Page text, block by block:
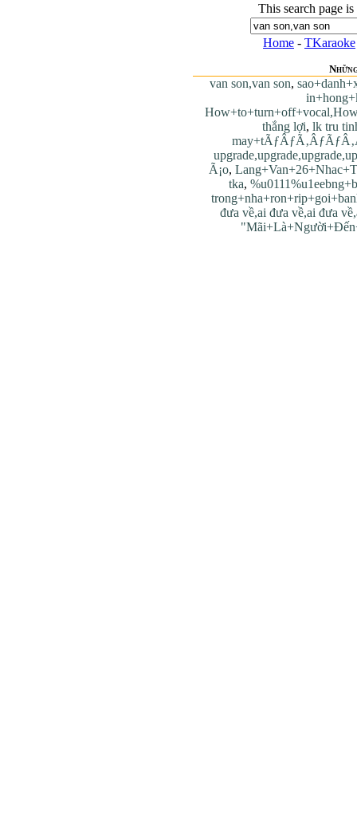
This search page
Home - TKaraoke
van son,van son,
thắng lợi, lk tru
Ã¡o,
tka,
đưa về,ai đưa về,ai đưa